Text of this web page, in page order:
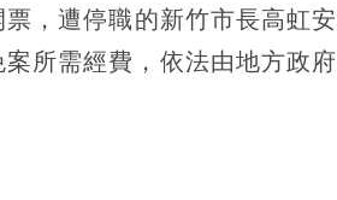
，遭停職的新竹市長高虹安
所需經費，依法由地方政府